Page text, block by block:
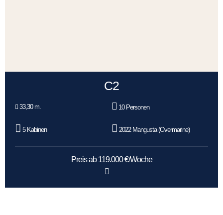
C2
33,30 m. 10 Personen
5 Kabinen 2022 Mangusta (Overmarine)
Preis ab 119.000 €/Woche